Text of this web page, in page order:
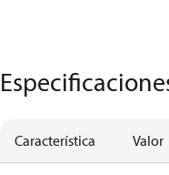
Característica Valor